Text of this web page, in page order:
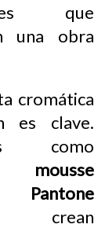
que
una obra
cromática
es clave.
como
mousse